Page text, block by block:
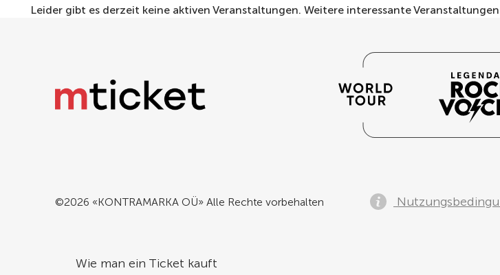
Leider gibt es derzeit keine aktiven Veranstaltungen. Weitere interessante
©2026 «KONTRAMARKA OÜ» Alle Rechte vorbehalten
Wie man ein Ticket kauft